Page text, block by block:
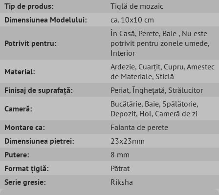
Tip de produs:
Tiglă de mozaic
Dimensiunea Modelului:
ca. 10x10 cm
Potrivit pentru:
În Casă, Perete, Baie , Nu este
potrivit pentru zonele umede,
Interior
Material:
Ardezie, Cuarțit, Cupru, Amestec
de Materiale, Sticlă
Finisaj de suprafață:
Periat, Înghețată, Strălucitor
Cameră:
Bucătărie, Baie, Spălătorie,
Depozit, Hol, Cameră de zi
Montare ca:
Faianta de perete
Dimensiunea pietrei:
23x23mm
Putere:
8 mm
Format țiglă:
Pătrat
Serie gresie:
Riksha